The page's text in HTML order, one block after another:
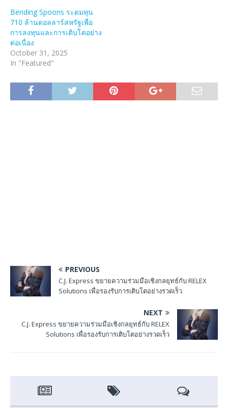
Bending Spoons ระดมทุน
710 ล้านดอลลาร์สหรัฐเพื่อ
การลงทุนและการเติบโตอย่าง
ต่อเนื่อง
October 31, 2025
In "Featured"
PREVIOUS
C.J. Express ขยายความร่วมมือเชิงกลยุทธ์กับ RELEX
Solutions เพื่อรองรับการเติบโตอย่างรวดเร็ว
NEXT
C.J. Express ขยายความร่วมมือเชิงกลยุทธ์กับ RELEX
Solutions เพื่อรองรับการเติบโตอย่างรวดเร็ว